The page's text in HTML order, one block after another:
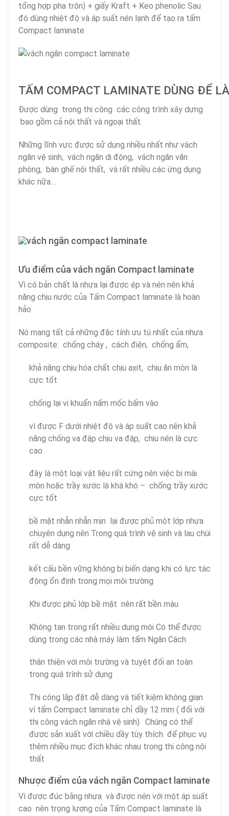
tổng hợp pha trộn) + giấy Kraft + Keo phenolic Sau
đó dùng nhiệt độ và áp suất nén lạnh để tạo ra tấm
Compact laminate
TẤM COMPACT LAMINATE DÙNG ĐỂ
Được dùng trong thi công các công trình xây dựng
bao gồm cả nội thất và ngoại thất.
Những lĩnh vực được sử dụng nhiều nhất như vách
ngăn vệ sinh, vách ngăn di động, vách ngăn văn
phòng, bàn ghế nội thất, và rất nhiều các ứng dụng
khác nữa…
Ưu điểm của vách ngăn Compact laminate
Vì có bản chất là nhựa lại được ép và nén nên khả
năng chịu nước của Tấm Compact laminate là hoàn
hảo
Nó mang tất cả những đặc tính ưu tú nhất của nhựa
composite: chống cháy , cách điện, chống ẩm,
khả năng chịu hóa chất chịu axit, chịu ăn mòn là
cực tốt
chống lại vi khuẩn nấm mốc bấm vào
vì được F dưới nhiệt độ và áp suất cao nên khả
năng chống va đập chịu va đập, chịu nén là cực
cao
đây là một loại vật liệu rất cứng nên việc bị mài
mòn hoặc trầy xước là khá khó – chống trầy xước
cực tốt
bề mặt nhẵn nhẵn mịn lại được phủ một lớp nhựa
chuyên dụng nên Trong quá trình vệ sinh và lau chùi
rất dễ dàng
kết cấu bền vững không bị biến dạng khi có lực tác
động ổn định trong mọi môi trường
Khi được phủ lớp bề mặt nên rất bền màu
Không tan trong rất nhiều dung môi Có thể được
dùng trong các nhà máy làm tấm Ngăn Cách
thân thiện với môi trường và tuyệt đối an toàn
trong quá trình sử dụng
Thi công lắp đặt dễ dàng và tiết kiệm không gian
vì tấm Compact laminate chỉ dầy 12 mm ( đối với
thi công vách ngăn nhà vệ sinh). Chúng có thể
được sản xuất với chiều dầy tùy thích để phục vụ
thêm nhiều mục đích khác nhau trong thi công nội
thất
Nhược điểm của vách ngăn Compact laminate
Vì được đúc bằng nhựa và được nén với một áp suất
cao nên trọng lượng của Tấm Compact laminate là